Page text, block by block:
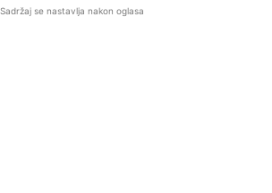
Sadržaj se nastavlja nakon oglasa